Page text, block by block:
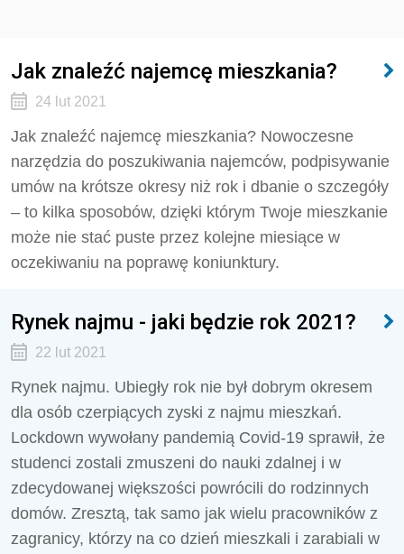
Jak znaleźć najemcę mieszkania?
24 lut 2021
Jak znaleźć najemcę mieszkania? Nowoczesne
narzędzia do poszukiwania najemców, podpisywanie
umów na krótsze okresy niż rok i dbanie o szczegóły
– to kilka sposobów, dzięki którym Twoje mieszkanie
może nie stać puste przez kolejne miesiące w
oczekiwaniu na poprawę koniunktury.
Rynek najmu - jaki będzie rok 2021?
22 lut 2021
Rynek najmu. Ubiegły rok nie był dobrym okresem
dla osób czerpiących zyski z najmu mieszkań.
Lockdown wywołany pandemią Covid-19 sprawił, że
studenci zostali zmuszeni do nauki zdalnej i w
zdecydowanej większości powrócili do rodzinnych
domów. Zresztą, tak samo jak wielu pracowników z
zagranicy, którzy na co dzień mieszkali i zarabiali w